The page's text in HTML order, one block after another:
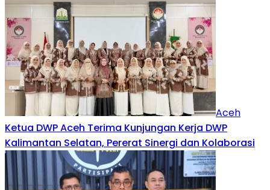
Aceh
Ketua DWP Aceh Terima Kunjungan Kerja DWP
Kalimantan Selatan, Pererat Sinergi dan Kolaborasi